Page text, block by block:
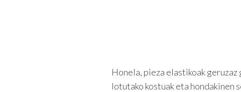
Honela, pieza elastikoak
lotutako kostuak eta